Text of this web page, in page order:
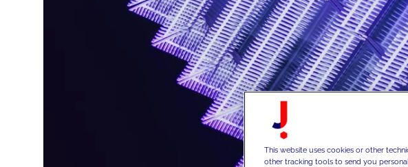
This website uses cookies or other
other tracking tools to send you